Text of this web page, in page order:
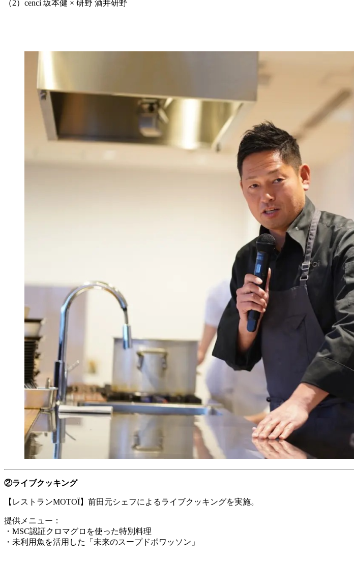
（2）cenci 坂本健 × 研野 酒井研野
②ライブクッキング
【レストランMOTOÏ】前田元シェフによるライブクッキングを実施。
提供メニュー：
・MSC認証クロマグロを使った特別料理
・未利用魚を活用した「未来のスープドポワッソン」